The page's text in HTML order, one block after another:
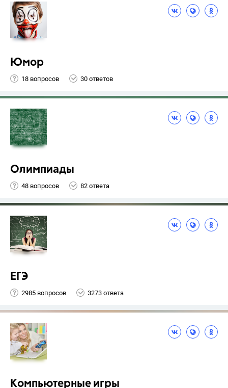
Юмор
18 вопросов 30 ответов
Олимпиады
48 вопросов 82 ответа
ЕГЭ
2985 вопросов 3273 ответа
Компьютерные игры